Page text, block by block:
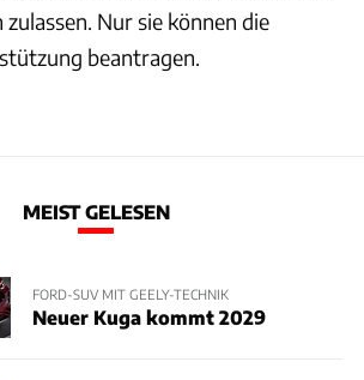
Nur sie können die
beantragen.
MEIST GELESEN
FORD-SUV MIT GEELY-TECHNIK
Neuer Kuga kommt 2029